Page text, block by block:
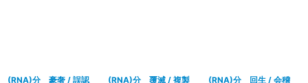
(RNA)分 豪奢 / 誤認
(RNA)分 覆滅 / 複製
(RNA)分 回生 / 会稽